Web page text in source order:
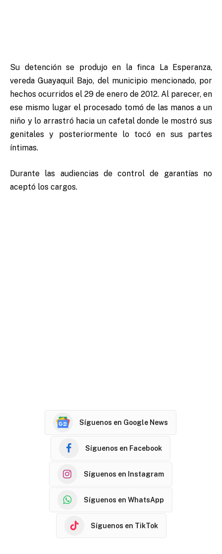
Su detención se produjo en la finca La Esperanza,
vereda Guayaquil Bajo, del municipio mencionado, por
hechos ocurridos el 29 de enero de 2012. Al parecer, en
ese mismo lugar el procesado tomó de las manos a un
niño y lo arrastró hacia un cafetal donde le mostró sus
genitales y posteriormente lo tocó en sus partes
íntimas.
Durante las audiencias de control de garantías no
aceptó los cargos.
Síguenos en Google News
Síguenos en Facebook
Síguenos en Instagram
Síguenos en WhatsApp
Síguenos en TikTok